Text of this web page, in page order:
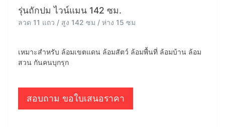
รุ่นถักปม ไวน์แมน 142 ซม.
ลวด 11 แถว / สูง 142 ซม / ห่าง 15 ซม
เหมาะสำหรับ ล้อมเขตแดน ล้อมสัตว์ ล้อมพื้นที่ ล้อมบ้าน ล้อม
สวน กันคนบุกรุก
สอบถาม ขอใบเสนอราคา